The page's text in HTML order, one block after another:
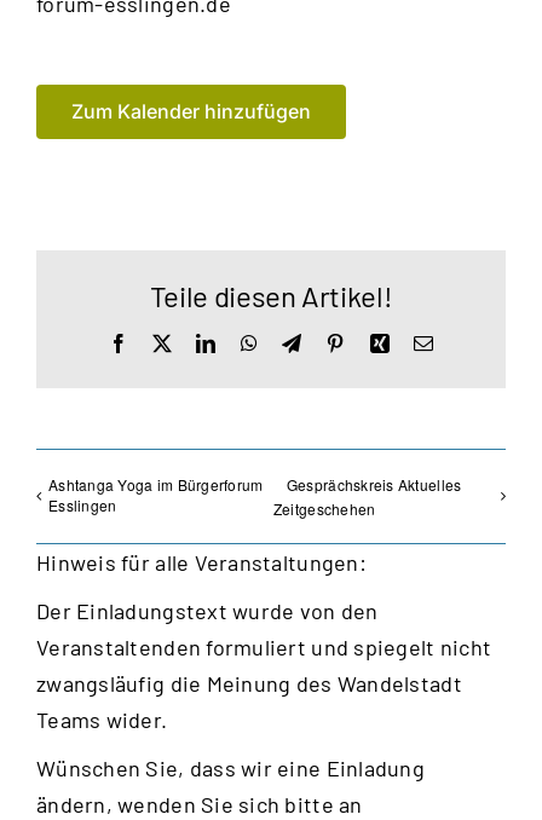
Zum Kalender hinzufügen
Teile diesen Artikel!
Facebook LinkedInWhatsApp
TelegramPinterestXingE-
Ashtanga Yoga im Bürgerforum
Esslingen
Gesprächskreis Aktuelles
Zeitgeschehen
Hinweis für alle Veranstaltungen:
Der Einladungstext wurde von den
Veranstaltenden formuliert und spiegelt nicht
zwangsläufig die Meinung des Wandelstadt
Teams wider.
Wünschen Sie, dass wir eine Einladung
ändern, wenden Sie sich bitte an